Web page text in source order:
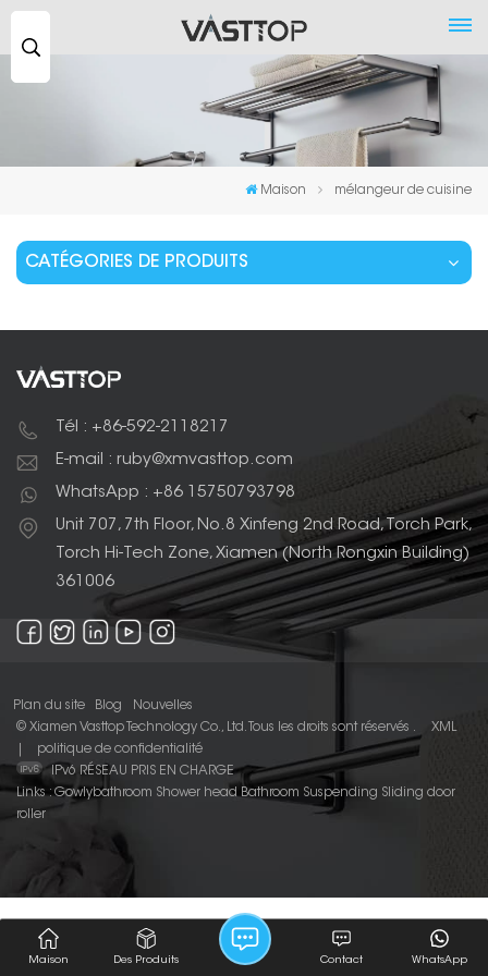
Maison mélangeur de cuisine
CATÉGORIES DE PRODUITS
Tél : +86-592-2118217
E-mail : ruby@xmvasttop.com
WhatsApp : +86 15750793798
Unit 707, 7th Floor, No.8 Xinfeng 2nd Road, Torch Park,
Torch Hi-Tech Zone, Xiamen (North Rongxin Building)
361006
Plan du site Blog
Nouvelles
© Xiamen Vasttop Technology Co., Ltd. Tous les droits sont réservés .
XML
politique de confidentialité
IPv6 RÉSEAU PRIS EN CHARGE
Links :Gowlybathroom Shower head Bathroom Suspending Sliding door
roller
Maison Des Produits WhatsApp
Contact